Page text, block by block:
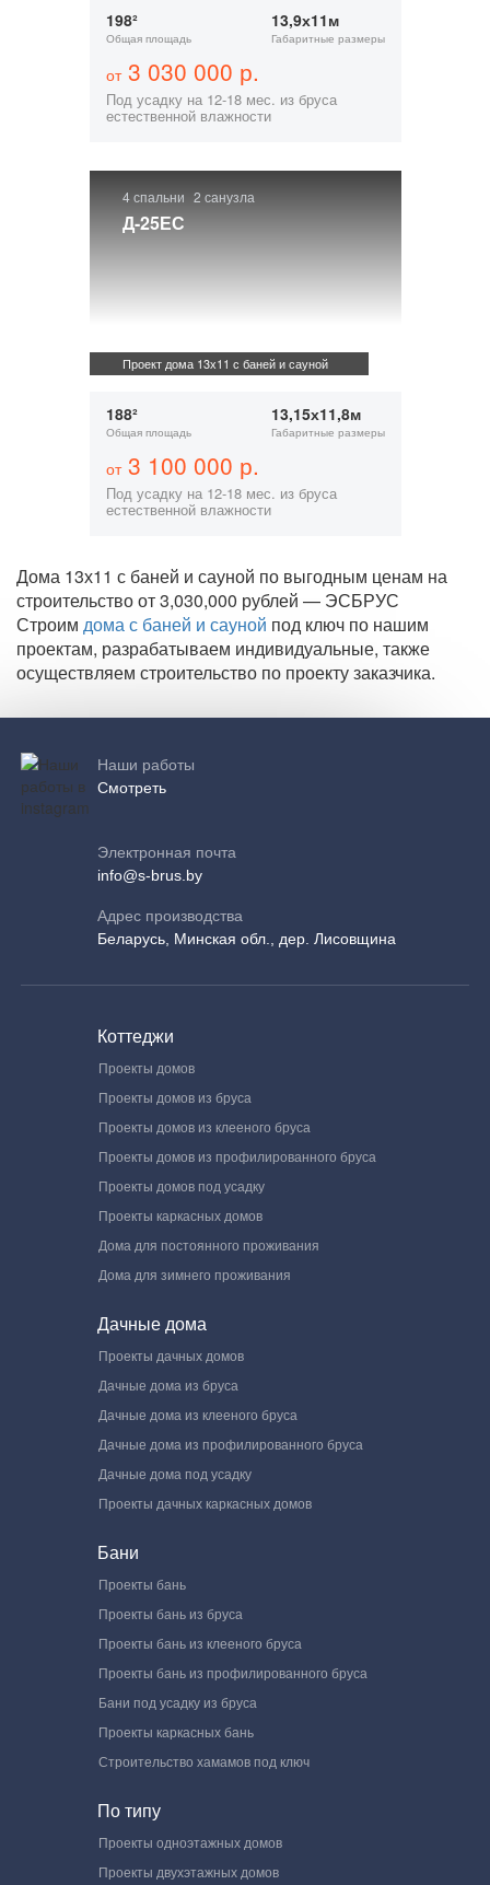
198²
Общая площадь
13,9х11м
Габаритные размеры
от3 030 000 р.
Под усадку на 12-18 мес. из бруса
естественной влажности
4 спальни 2 санузла
Д-25ЕС
Проект дома 13х11 с баней и сауной
188²
Общая площадь
13,15х11,8м
Габаритные размеры
от3 100 000 р.
Под усадку на 12-18 мес. из бруса
естественной влажности
Дома 13х11 с баней и сауной по выгодным ценам на
строительство от 3,030,000 рублей — ЭСБРУС
Строим дома с баней и сауной под ключ по нашим
проектам, разрабатываем индивидуальные, также
осуществляем строительство по проекту заказчика.
Наши работы
Смотреть
Электронная почта
info@s-brus.by
Адрес производства
Беларусь, Минская обл., дер. Лисовщина
Коттеджи
Проекты домов
Проекты домов из бруса
Проекты домов из клееного бруса
Проекты домов из профилированного бруса
Проекты домов под усадку
Проекты каркасных домов
Дома для постоянного проживания
Дома для зимнего проживания
Дачные дома
Проекты дачных домов
Дачные дома из бруса
Дачные дома из клееного бруса
Дачные дома из профилированного бруса
Дачные дома под усадку
Проекты дачных каркасных домов
Бани
Проекты бань
Проекты бань из бруса
Проекты бань из клееного бруса
Проекты бань из профилированного бруса
Бани под усадку из бруса
Проекты каркасных бань
Строительство хамамов под ключ
По типу
Проекты одноэтажных домов
Проекты двухэтажных домов